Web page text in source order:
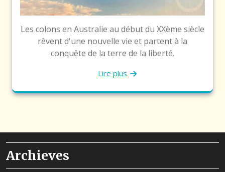
Les colons en Australie au début du XXème siècle
rêvent d'une nouvelle vie et partent à la
conquête de la terre de la liberté.
Lire plus
Archieves